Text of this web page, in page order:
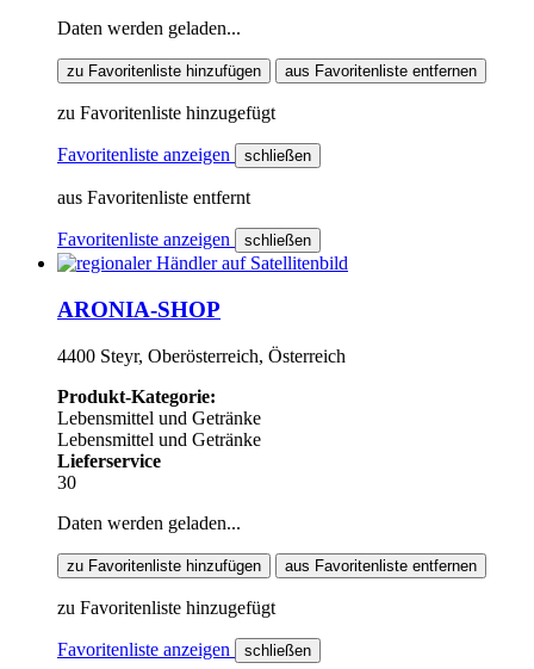
Daten werden geladen...
zu Favoritenliste hinzufügen aus Favoritenliste entfernen
zu Favoritenliste hinzugefügt
Favoritenliste anzeigen schließen
aus Favoritenliste entfernt
Favoritenliste anzeigen schließen
ARONIA-SHOP
4400 Steyr, Oberösterreich, Österreich
Produkt-Kategorie:
Lebensmittel und Getränke
Lebensmittel und Getränke
Lieferservice
30
Daten werden geladen...
zu Favoritenliste hinzufügen aus Favoritenliste entfernen
zu Favoritenliste hinzugefügt
Favoritenliste anzeigen schließen